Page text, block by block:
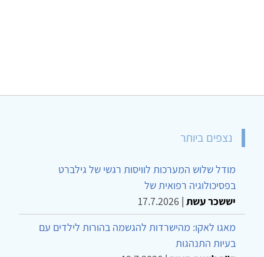
נצפים ביותר
מודל שלוש המערכות לוויסות רגשי של גילברט
בפסיכולוגיה רפואית של
יששכר עשת |
17.7.2026
מאגו לאקו: מהישרדות להגשמה בהורות לילדים עם
בעיות התנהגות